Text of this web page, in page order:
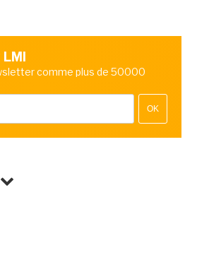
comme plus de 50000
OK